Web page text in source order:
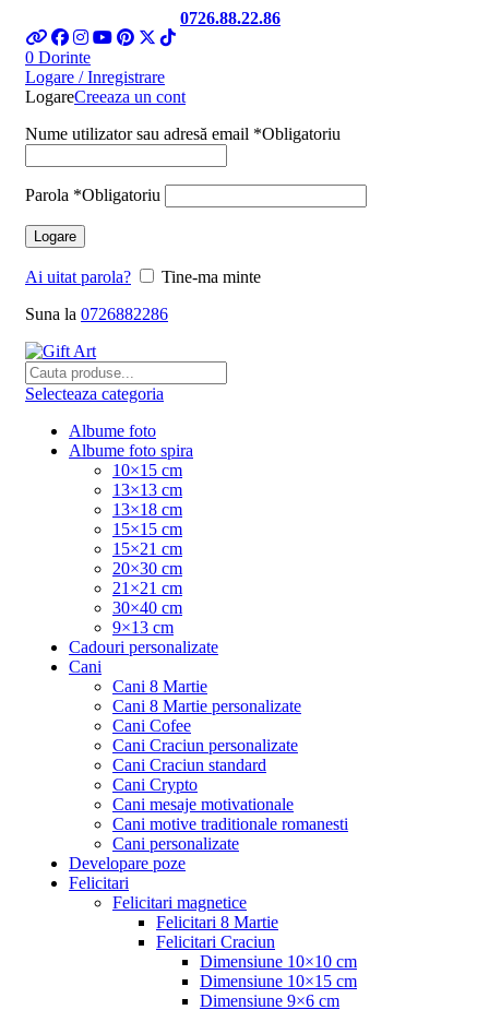
0726.88.22.86
0 Dorinte
Logare / Inregistrare
LogareCreeaza un cont
Nume utilizator sau adresă email *Obligatoriu
Parola *Obligatoriu
Logare
Ai uitat parola?
Tine-ma minte
Suna la 0726882286
Selecteaza categoria
Albume foto
Albume foto spira
10×15 cm
13×13 cm
13×18 cm
15×15 cm
15×21 cm
20×30 cm
21×21 cm
30×40 cm
9×13 cm
Cadouri personalizate
Cani
Cani 8 Martie
Cani 8 Martie personalizate
Cani Cofee
Cani Craciun personalizate
Cani Craciun standard
Cani Crypto
Cani mesaje motivationale
Cani motive traditionale romanesti
Cani personalizate
Developare poze
Felicitari
Felicitari magnetice
Felicitari 8 Martie
Felicitari Craciun
Dimensiune 10×10 cm
Dimensiune 10×15 cm
Dimensiune 9×6 cm